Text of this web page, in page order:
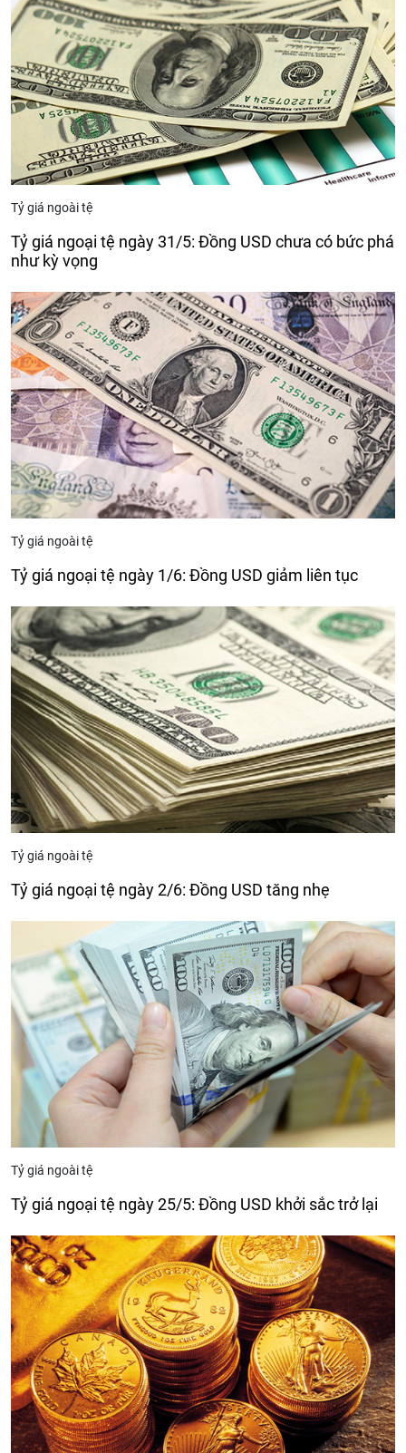
Tỷ giá ngoài tệ
Tỷ giá ngoại tệ ngày 31/5: Đồng USD chưa có bức phá
như kỳ vọng
Tỷ giá ngoài tệ
Tỷ giá ngoại tệ ngày 1/6: Đồng USD giảm liên tục
Tỷ giá ngoài tệ
Tỷ giá ngoại tệ ngày 2/6: Đồng USD tăng nhẹ
Tỷ giá ngoài tệ
Tỷ giá ngoại tệ ngày 25/5: Đồng USD khởi sắc trở lại